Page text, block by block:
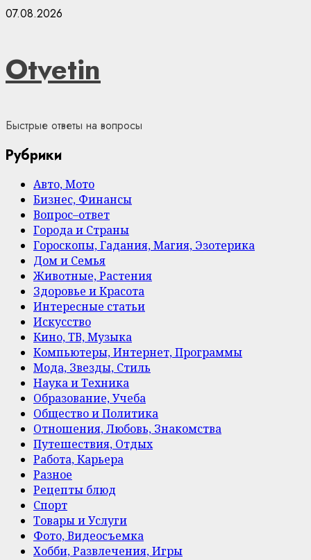
Skip
07.08.2026
Otvetin
Быстрые ответы на вопросы
Рубрики
Авто, Мото
Бизнес, Финансы
Вопрос–ответ
Города и Страны
Гороскопы, Гадания, Магия, Эзотерика
Дом и Семья
Животные, Растения
Здоровье и Красота
Интересные статьи
Искусство
Кино, ТВ, Музыка
Компьютеры, Интернет, Программы
Мода, Звезды, Стиль
Наука и Техника
Образование, Учеба
Общество и Политика
Отношения, Любовь, Знакомства
Путешествия, Отдых
Работа, Карьера
Разное
Рецепты блюд
Спорт
Товары и Услуги
Фото, Видеосъемка
Хобби, Развлечения, Игры